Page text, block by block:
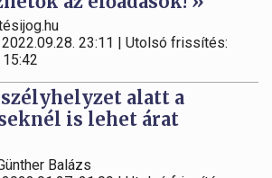
23:11 | Utolsó frissítés:
alatt a
is lehet árat
Balázs